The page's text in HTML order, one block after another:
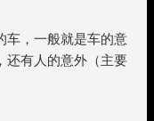
车，一般就是车的意
还有人的意外（主要